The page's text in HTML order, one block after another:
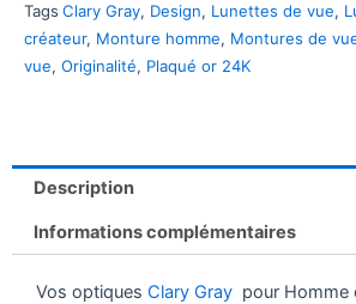
Tags Clary Gray, Design, Lunettes de vue,
créateur, Monture homme, Montures de
vue, Originalité, Plaqué or 24K
Description
Informations complémentaires
Vos optiques Clary Gray pour Homme